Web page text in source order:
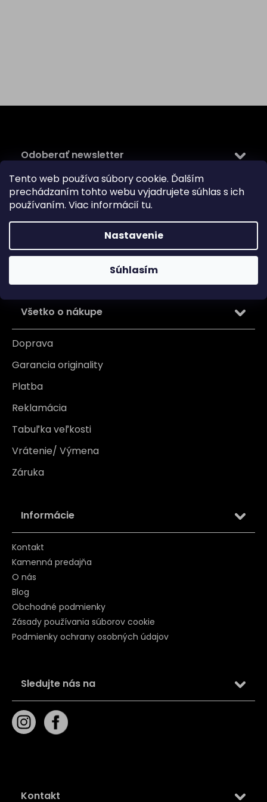
Tento web používa súbory cookie. Ďalším
prechádzaním tohto webu vyjadrujete súhlas s ich
používaním. Viac informácií tu.
Nastavenie
Súhlasím
t
Odoberať newsletter
Vložte svoj e-mail a my Vám budeme zasielať informácie
o nových produktoch na našom e-shope.
Email
Vložením e-mailu súhlasíte spodmienkami ochrany
osobných údajov
Všetko o nákupe
Doprava
Garancia originality
Platba
Reklamácia
Tabuľka veľkosti
Vrátenie/ Výmena
Záruka
Informácie
Kontakt
Kamenná predajňa
O nás
Blog
Obchodné podmienky
Zásady používania súborov cookie
Podmienky ochrany osobných údajov
Sledujte nás na
Kontakt